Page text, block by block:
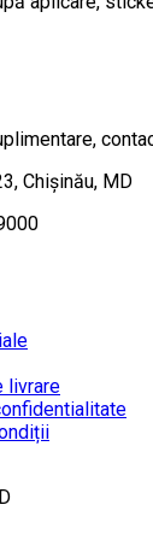
Chișinău, MD
livrare